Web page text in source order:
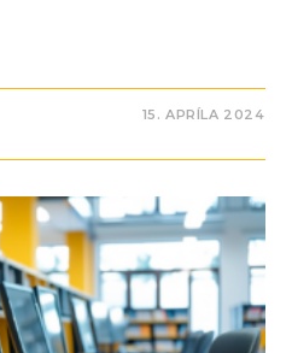
15. APRÍLA 2024